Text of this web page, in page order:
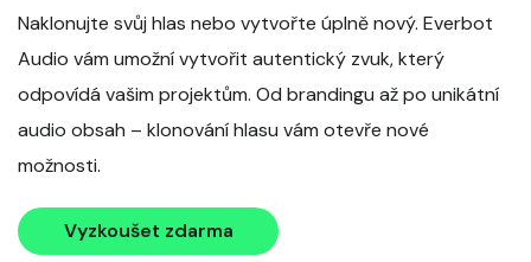
Naklonujte svůj hlas nebo vytvořte úplně nový. Everbot
Audio vám umožní vytvořit autentický zvuk, který
odpovídá vašim projektům. Od brandingu až po unikátní
audio obsah – klonování hlasu vám otevře nové
možnosti.
Vyzkoušet zdarma